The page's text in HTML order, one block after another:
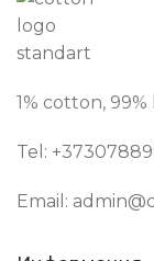
1% cotton, 99%
Tel: +373
Email: